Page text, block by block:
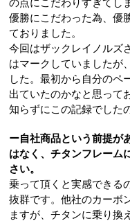
優勝にこだわった為、優
ておりました。
今回はザックレイノルズ
はマークしていましたが
した。最初から自分のペ
出ていたのかなと思って
知らずにこの記録でした
ー自社商品という前提が
はなく、チタンフレーム
さい。
乗って頂くと実感できる
抜群です。他社のカーボ
ますが、チタンに乗り換